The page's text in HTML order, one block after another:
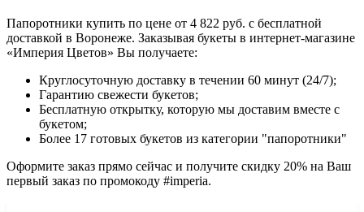
Папоротники купить по цене от 4 822 руб. с бесплатной
доставкой в Воронеже. Заказывая букеты в интернет-магазине
«Империя Цветов» Вы получаете:
Круглосуточную доставку в течении 60 минут (24/7);
Гарантию свежести букетов;
Бесплатную открытку, которую мы доставим вместе с
букетом;
Более 17 готовых букетов из категории "папоротники"
Оформите заказ прямо сейчас и получите скидку 20% на Ваш
первый заказ по промокоду #imperia.